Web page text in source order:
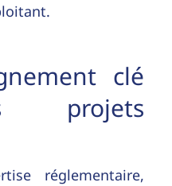
clé
projets
réglementaire,